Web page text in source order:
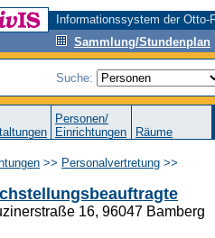
Informationssystem der
Sammlung/Stundenplan
Suche:
Personen/
Einrichtungen
Räume
>> Personalvertretung >>
16, 96047 Bamberg